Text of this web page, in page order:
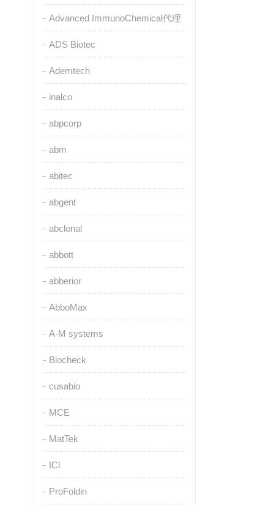
Advanced ImmunoChemical代理
ADS Biotec
Ademtech
inalco
abpcorp
abm
abitec
abgent
abclonal
abbott
abberior
AbboMax
A-M systems
Biocheck
cusabio
MCE
MatTek
ICl
ProFoldin